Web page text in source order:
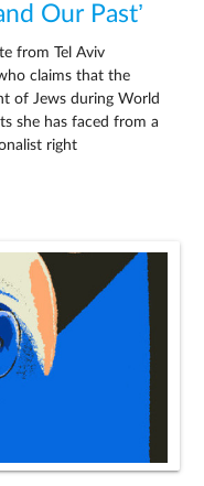
Our Past’
from Tel Aviv
claims that the
of Jews during World
she has faced from a
right